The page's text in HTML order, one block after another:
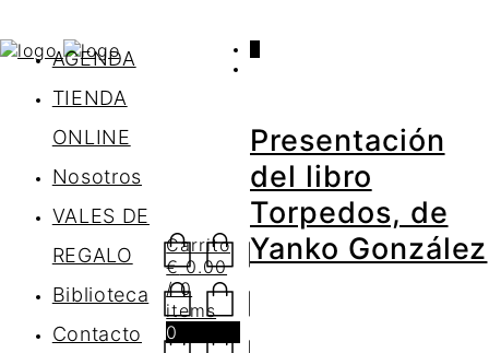
AGENDA
TIENDA
ONLINE
Nosotros
VALES DE
REGALO
Biblioteca
Contacto
Carrito
€0.00
/ 0
items
0
Presentación
del libro
Torpedos, de
Yanko González